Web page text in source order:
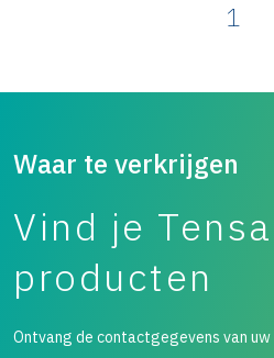
1
Waar te verkrijgen
Vind je
producten
Ontvang de contactgegevens van uw